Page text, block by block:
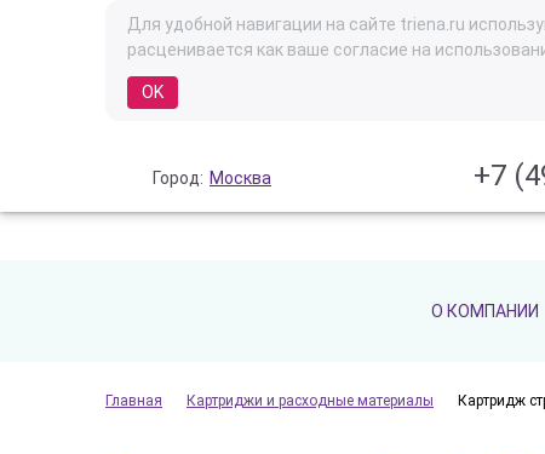
Для удобной навигации на сайте triena.ru
расценивается как ваше согласие на
OK
Город: Москва +7
О КОМПАНИИ
Главная Картриджи и расходные материалы Картридж